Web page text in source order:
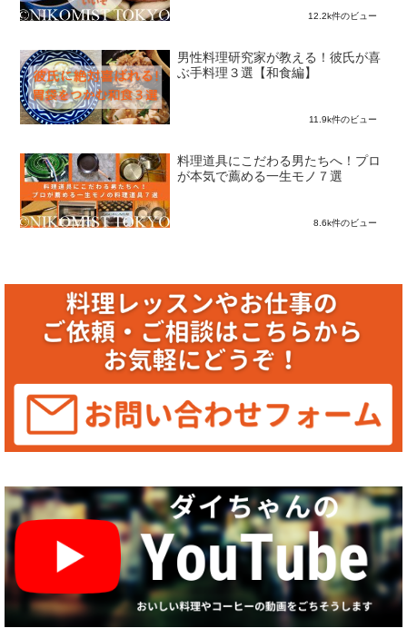
12.2k件のビュー
男性料理研究家が教える！彼氏が喜
ぶ手料理３選【和食編】
11.9k件のビュー
料理道具にこだわる男たちへ！プロ
が本気で薦める一生モノ７選
8.6k件のビュー